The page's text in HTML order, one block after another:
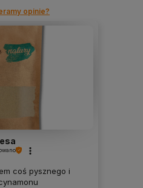
opinie?
coś pysznego i